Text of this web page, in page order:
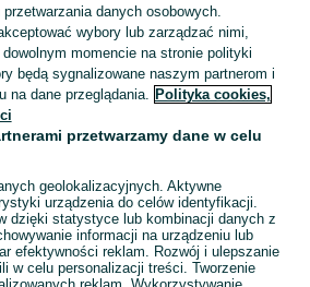
Sprzedaż stolików kawowych i ław Opolskie ▶️ Szeroki wybór modeli i materiałów ✅ Nowe i używane w atrakcyjnych cenach ☝ Sprawdź oferty na OLX.pl! Zobacz
danych osobowych.
wybory lub zarządzać nimi,
momencie na stronie polityki
będą sygnalizowane naszym partnerom i
na dane przeglądania. Polityka cookies,
przetwarzamy dane w celu
geolokalizacyjnych. Aktywne
urządzenia do celów identyfikacji.
dzięki statystyce lub kombinacji danych z
informacji na urządzeniu lub
efektywności reklam. Rozwój i ulepszanie
w celu personalizacji treści. Tworzenie